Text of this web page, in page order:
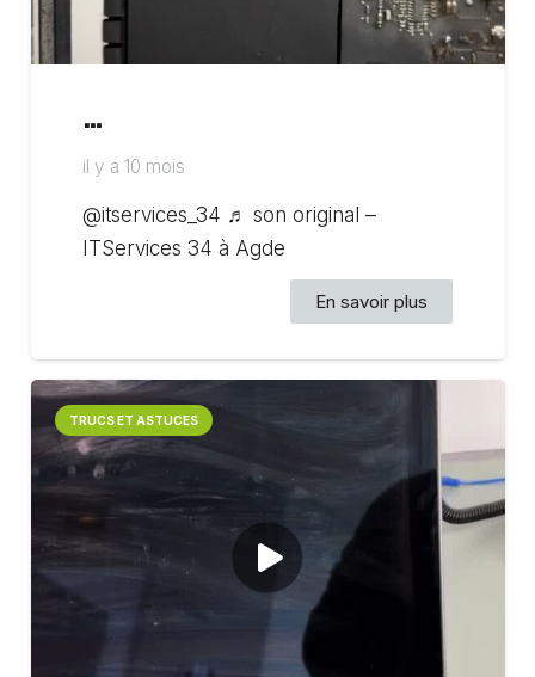
…
il y a 10 mois
@itservices_34 ♬ son original –
ITServices 34 à Agde
En savoir plus
TRUCS ET ASTUCES